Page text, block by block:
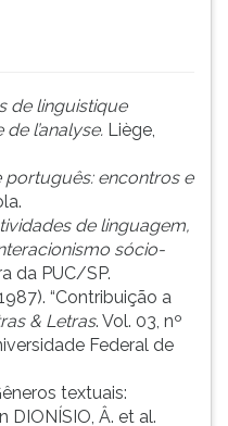
de linguistique
l’analyse. Liège,
português: encontros e
de linguagem,
sócio-
da PUC/SP.
“Contribuição a
& Letras. Vol. 03, nº
Federal de
textuais:
DIONÍSIO, Â. et al.